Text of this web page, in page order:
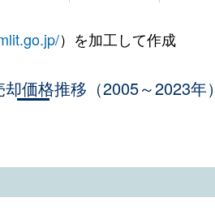
460m² 260m²
310m² 250m²
80m² 35m²
290m² 130m²
）を加工して作成
価格推移（2005～2023年）